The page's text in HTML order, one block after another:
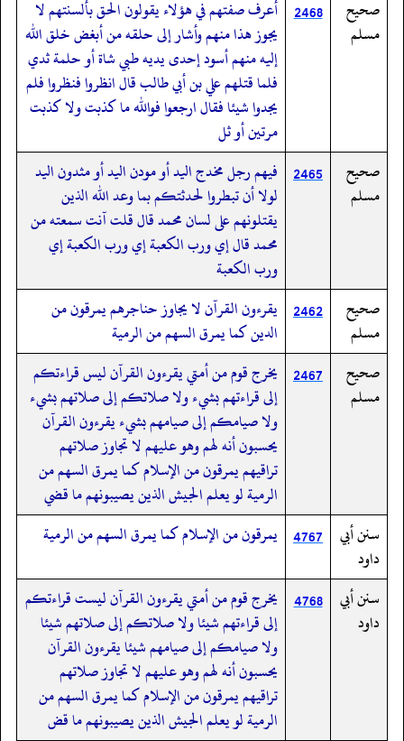
صحيح
مسلم
2468 أعرف صفتهم في هؤلاء يقولون الحق بألسنتهم لا
يجوز هذا منهم وأشار إلى حلقه من أبغض خلق الله
إليه منهم أسود إحدى يديه طبي شاة أو حلمة ثدي
فلما قتلهم علي بن أبي طالب قال انظروا فنظروا فلم
يجدوا شيئا فقال ارجعوا فوالله ما كذبت ولا كذبت
مرتين أو ثل
صحيح
مسلم
2465 فيهم رجل مخدج اليد أو مودن اليد أو مثدون اليد
لولا أن تبطروا لحدثتكم بما وعد الله الذين
يقتلونهم على لسان محمد قال قلت آنت سمعته من
محمد قال إي ورب الكعبة إي ورب الكعبة إي
ورب الكعبة
صحيح
مسلم
2462 يقرءون القرآن لا يجاوز حناجرهم يمرقون من
الدين كما يمرق السهم من الرمية
صحيح
مسلم
2467 يخرج قوم من أمتي يقرءون القرآن ليس قراءتكم
إلى قراءتهم بشيء ولا صلاتكم إلى صلاتهم بشيء
ولا صيامكم إلى صيامهم بشيء يقرءون القرآن
يحسبون أنه لهم وهو عليهم لا تجاوز صلاتهم
تراقيهم يمرقون من الإسلام كما يمرق السهم من
الرمية لو يعلم الجيش الذين يصيبونهم ما قضي
سنن أبي
داود
4767 يمرقون من الإسلام كما يمرق السهم من الرمية
سنن أبي
داود
4768 يخرج قوم من أمتي يقرءون القرآن ليست قراءتكم
إلى قراءتهم شيئا ولا صلاتكم إلى صلاتهم شيئا
ولا صيامكم إلى صيامهم شيئا يقرءون القرآن
يحسبون أنه لهم وهو عليهم لا تجاوز صلاتهم
تراقيهم يمرقون من الإسلام كما يمرق السهم من
الرمية لو يعلم الجيش الذين يصيبونهم ما قض